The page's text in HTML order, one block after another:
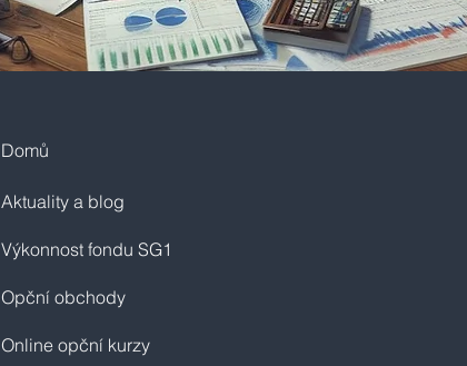
Domů
Aktuality a blog
Výkonnost fondu SG1
Opční obchody
Online opční kurzy